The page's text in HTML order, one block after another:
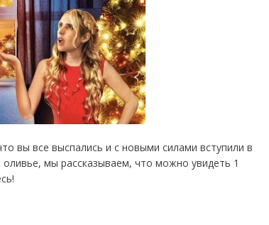
вы все выспались и с новыми силами вступили в
мы рассказываем, что можно увидеть 1